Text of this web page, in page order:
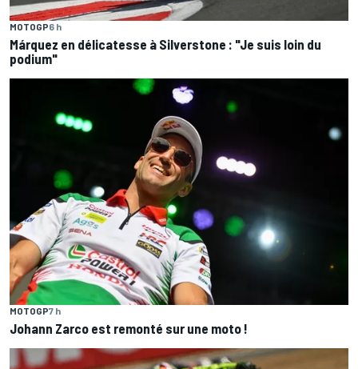
MOTOGP6 h
Márquez en délicatesse à Silverstone : "Je suis loin du
podium"
MOTOGP7 h
Johann Zarco est remonté sur une moto !